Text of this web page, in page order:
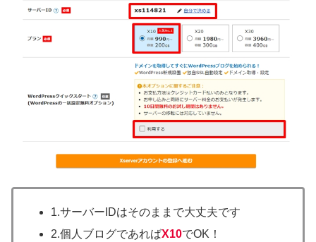
1.サーバーIDはそのままで大丈夫です
2.個人ブログであればX10でOK！